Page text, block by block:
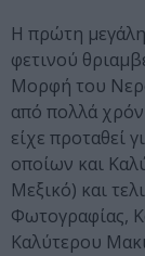
Η πρώτη
φετινού
Μορφή του
από πολλά
είχε προταθεί
οποίων και
Μεξικό) και
Φωτογραφίας,
Καλύτερου